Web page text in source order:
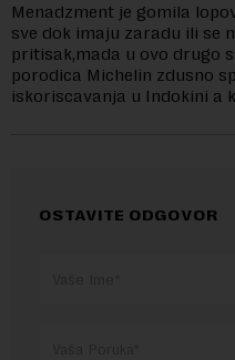
Menadzment je gomila
sve dok imaju zaradu ili se
pritisak,mada u ovo drugo
porodica Michelin zdusno
iskoriscavanja u Indokini a
OSTAVITE ODGOVOR